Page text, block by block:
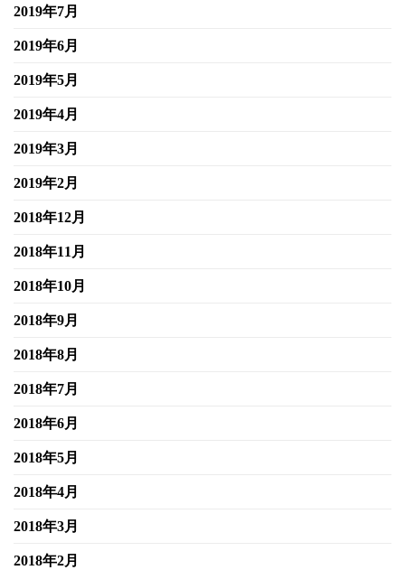
2019年7月
2019年6月
2019年5月
2019年4月
2019年3月
2019年2月
2018年12月
2018年11月
2018年10月
2018年9月
2018年8月
2018年7月
2018年6月
2018年5月
2018年4月
2018年3月
2018年2月